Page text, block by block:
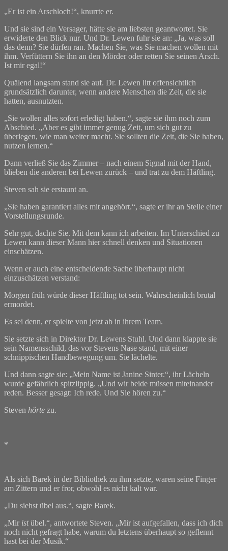
„Er ist ein Arschloch!“, knurrte er.
Und sie sind ein Versager, hätte sie am liebsten geantwortet. Sie
erwiderte den Blick nur. Und Dr. Lewen fuhr sie an: „Ja, was soll
das denn? Sie dürfen ran. Machen Sie, was Sie machen wollen mit
ihm. Verfüttern Sie ihn an den Mörder oder retten Sie seinen Arsch.
Ist mir egal!“
Quälend langsam stand sie auf. Dr. Lewen litt offensichtlich
grundsätzlich darunter, wenn andere Menschen die Zeit, die sie
hatten, ausnutzten.
„Sie wollen alles sofort erledigt haben.“, sagte sie ihm noch zum
Abschied. „Aber es gibt immer genug Zeit, um sich gut zu
überlegen, wie man weiter macht. Sie sollten die Zeit, die Sie haben,
nutzen lernen.“
Dann verließ Sie das Zimmer – nach einem Signal mit der Hand,
blieben die anderen bei Lewen zurück – und trat zu dem Häftling.
Steven sah sie erstaunt an.
„Sie haben garantiert alles mit angehört.“, sagte er ihr an Stelle einer
Vorstellungsrunde.
Sehr gut, dachte Sie. Mit dem kann ich arbeiten. Im Unterschied zu
Lewen kann dieser Mann hier schnell denken und Situationen
einschätzen.
Wenn er auch eine entscheidende Sache überhaupt nicht
einzuschätzen verstand:
Morgen früh würde dieser Häftling tot sein. Wahrscheinlich brutal
ermordet.
Es sei denn, er spielte von jetzt ab in ihrem Team.
Sie setzte sich in Direktor Dr. Lewens Stuhl. Und dann klappte sie
sein Namensschild, das vor Stevens Nase stand, mit einer
schnippischen Handbewegung um. Sie lächelte.
Und dann sagte sie: „Mein Name ist Janine Sinter.“, ihr Lächeln
wurde gefährlich spitzlippig. „Und wir beide müssen miteinander
reden. Besser gesagt: Ich rede. Und Sie hören zu.“
Steven hörte zu.
*
Als sich Barek in der Bibliothek zu ihm setzte, waren seine Finger
am Zittern und er fror, obwohl es nicht kalt war.
„Du siehst übel aus.“, sagte Barek.
„Mir istübel.“, antwortete Steven. „Mir ist aufgefallen, dass ich dich
noch nicht gefragt habe, warum du letztens überhaupt so geflennt
hast bei der Musik.“